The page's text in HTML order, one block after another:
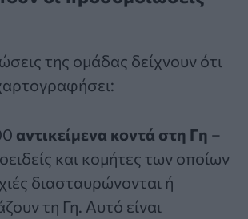
της ομάδας δείχνουν ότι
αντικείμενα κοντά στη Γη –
και κομήτες των οποίων
διασταυρώνονται ή
τη Γη. Αυτό είναι